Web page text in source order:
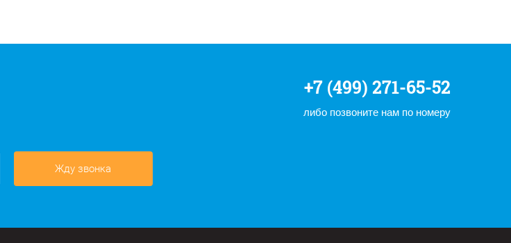
+7 (499) 271-65-52
либо позвоните нам по номеру
Жду звонка